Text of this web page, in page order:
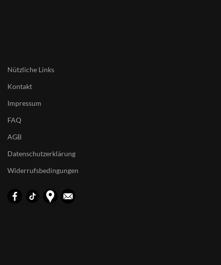
Nützliche Links
Kontakt
Impressum
FAQ
AGB
Datenschutzerklärung
Widerrufsbedingungen